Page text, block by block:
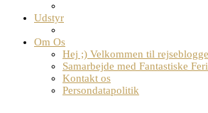
Udstyr
Om Os
Hej ;) Velkommen til
Samarbejde med Fantastiske
Kontakt os
Persondatapolitik